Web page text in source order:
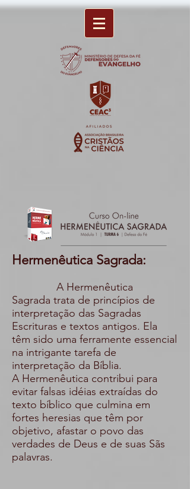
Hermenêutica Sagrada:
A Hermenêutica
Sagrada trata de princípios de
interpretação das Sagradas
Escrituras e textos antigos. Ela
têm sido uma ferramente essencial
na intrigante tarefa de
interpretação da Bíblia.
A Hermenêutica contribui para
evitar falsas idéias extraídas do
texto bíblico que culmina em
fortes heresias que têm por
objetivo, afastar o povo das
verdades de Deus e de suas Sãs
palavras.